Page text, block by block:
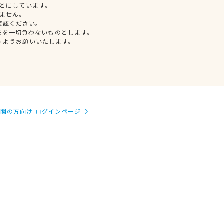
しています。
せん。
ください。
一切負わないものとします。
うお願いいたします。
の方向け ログインページ